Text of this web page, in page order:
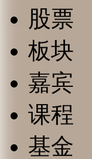
股票
板块
嘉宾
课程
基金